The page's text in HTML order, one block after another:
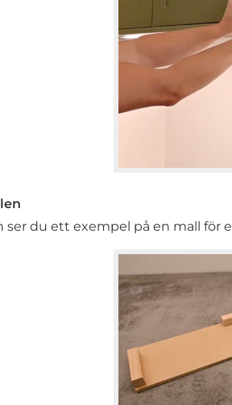
ser du ett exempel på en mall för